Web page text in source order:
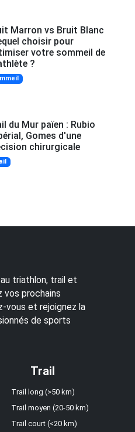
Marron vs Bruit Blanc
choisir pour
votre sommeil de
?
du Mur païen : Rubio
Gomes d'une
chirurgicale
triathlon, trail et
vos prochains
vous et rejoignez la
de sports
Trail
Trail long (>50 km)
Trail moyen (20-50 km)
Trail court (<20 km)